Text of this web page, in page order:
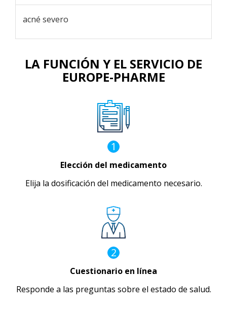
acné severo
LA FUNCIÓN Y EL SERVICIO DE
EUROPE-PHARME
1
Elección del medicamento
Elija la dosificación del medicamento necesario.
2
Cuestionario en línea
Responde a las preguntas sobre el estado de salud.